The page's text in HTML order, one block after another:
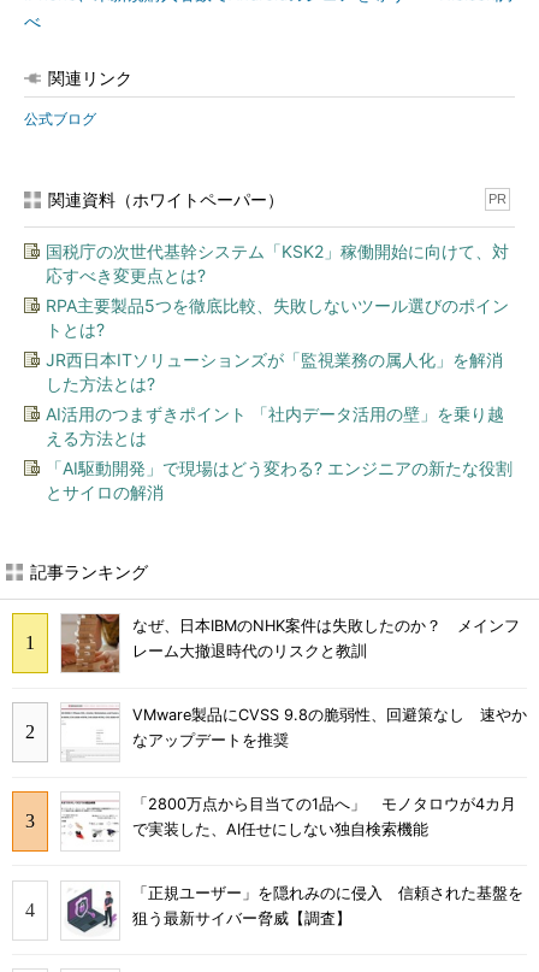
べ
関連リンク
公式ブログ
関連資料（ホワイトペーパー） PR
国税庁の次世代基幹システム「KSK2」稼働開始に向けて、対
応すべき変更点とは?
RPA主要製品5つを徹底比較、失敗しないツール選びのポイン
トとは?
JR西日本ITソリューションズが「監視業務の属人化」を解消
した方法とは?
AI活用のつまずきポイント 「社内データ活用の壁」を乗り越
える方法とは
「AI駆動開発」で現場はどう変わる? エンジニアの新たな役割
とサイロの解消
記事ランキング
なぜ、日本IBMのNHK案件は失敗したのか？ メインフ
レーム大撤退時代のリスクと教訓
VMware製品にCVSS 9.8の脆弱性、回避策なし 速やか
なアップデートを推奨
「2800万点から目当ての1品へ」 モノタロウが4カ月
で実装した、AI任せにしない独自検索機能
「正規ユーザー」を隠れみのに侵入 信頼された基盤を
狙う最新サイバー脅威【調査】